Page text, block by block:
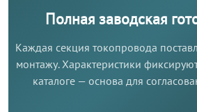
Полная заводская
Каждая секция токопровода
монтажу. Характеристики
каталоге — основа для